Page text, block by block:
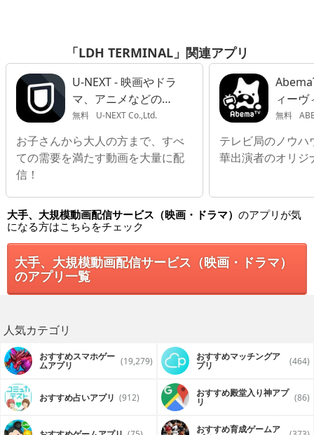
「LDH TERMINAL」関連アプリ
U-NEXT - 映画やドラ
マ、アニメなどの動
画が見放題
無料 U-NEXT Co.,Ltd.
お子さんから大人の方まで、すべ
ての需要を満たす動画を大量に配
信！
ィーヴ
無料
テレビ局のノウハ
華出演者のオリジ
大手、大規模動画配信サービス（映画・ドラマ） のアプリが気
になる方はこちらをチェック
大手、大規模動画配信サービス（映画・ドラマ）
のアプリ一覧
人気カテゴリ
おすすめスマホゲー
ムアプリ (19,279) おすすめマッチングア
プリ (464)
おすすめ占いアプリ (912) おすすめ殿堂入り神アプ
リ (86)
おすすめ育成ゲームア